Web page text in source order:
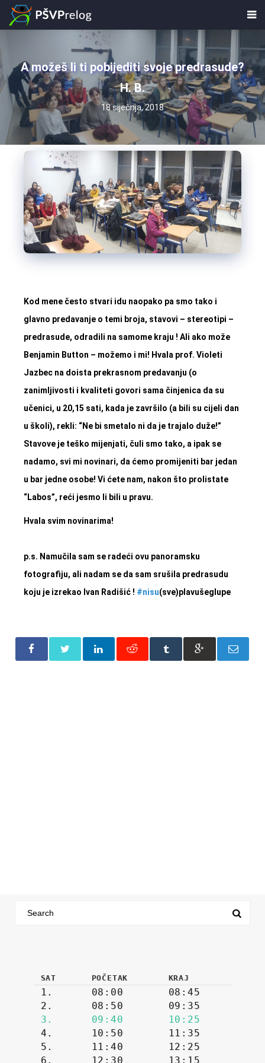
A možeš li ti pobijediti svoje predrasude?
H. B.
18 siječnja, 2018
Kod mene često stvari idu naopako pa smo tako i
glavno predavanje o temi broja, stavovi – stereotipi –
predrasude, odradili na samome kraju ! Ali ako može
Benjamin Button – možemo i mi! Hvala prof. Violeti
Jazbec na doista prekrasnom predavanju (o
zanimljivosti i kvaliteti govori sama činjenica da su
učenici, u 20,15 sati, kada je završilo (a bili su cijeli dan
u školi), rekli: “Ne bi smetalo ni da je trajalo duže!”
Stavove je teško mijenjati, čuli smo tako, a ipak se
nadamo, svi mi novinari, da ćemo promijeniti bar jedan
u bar jedne osobe! Vi ćete nam, nakon što prolistate
“Labos”, reći jesmo li bili u pravu.
Hvala svim novinarima!
p.s. Namučila sam se radeći ovu panoramsku
fotografiju, ali nadam se da sam srušila predrasudu
koju je izrekao Ivan Radišić ! #nisu(sve)plavušeglupe